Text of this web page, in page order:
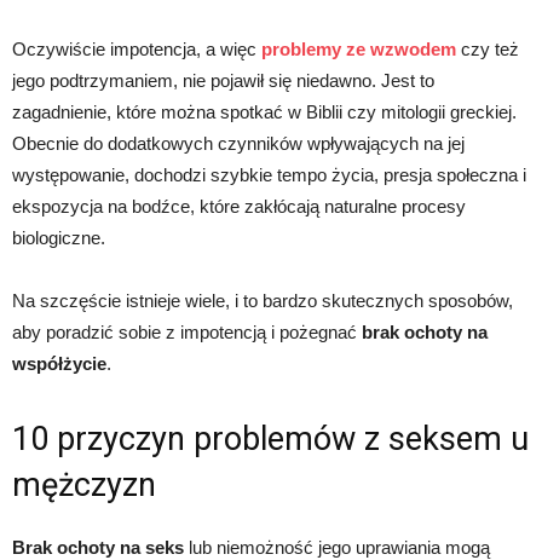
Oczywiście impotencja, a więc problemy ze wzwodem czy też
jego podtrzymaniem, nie pojawił się niedawno. Jest to
zagadnienie, które można spotkać w Biblii czy mitologii greckiej.
Obecnie do dodatkowych czynników wpływających na jej
występowanie, dochodzi szybkie tempo życia, presja społeczna i
ekspozycja na bodźce, które zakłócają naturalne procesy
biologiczne.
Na szczęście istnieje wiele, i to bardzo skutecznych sposobów,
aby poradzić sobie z impotencją i pożegnać brak ochoty na
współżycie.
10 przyczyn problemów z seksem u
mężczyzn
Brak ochoty na seks lub niemożność jego uprawiania mogą